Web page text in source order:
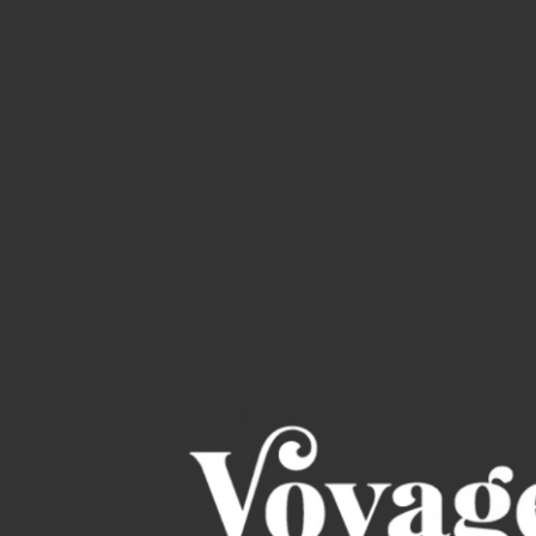
Read through the